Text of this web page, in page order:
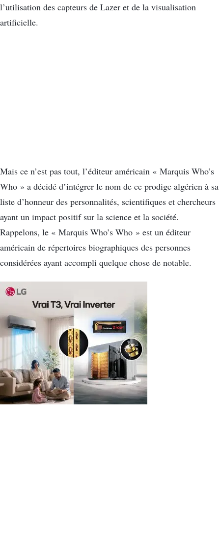
l’utilisation des capteurs de Lazer et de la visualisation
artificielle.
Mais ce n’est pas tout, l’éditeur américain « Marquis Who’s
Who » a décidé d’intégrer le nom de ce prodige algérien à sa
liste d’honneur des personnalités, scientifiques et chercheurs
ayant un impact positif sur la science et la société.
Rappelons, le « Marquis Who’s Who » est un éditeur
américain de répertoires biographiques des personnes
considérées ayant accompli quelque chose de notable.